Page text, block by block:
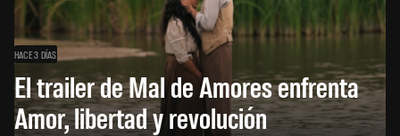
HACE 3 DÍAS
El trailer de Mal de Amores enfrenta
Amor, libertad y revolución